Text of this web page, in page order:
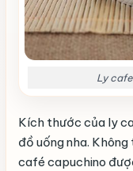
Ly
Kích thước của ly
đồ uống nha.
café capuchino